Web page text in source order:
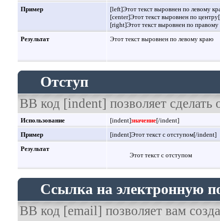
Пример
[left]Этот текст выровнен по левому
[center]Этот текст выровнен по
[right]Этот текст выровнен по
Результат
Этот текст выровнен по левому краю
Отступ
BB код [indent] позволяет сделать
Использование [indent]значение[/indent]
Пример
[indent]Этот текст с отступом[/indent]
Результат
Этот текст с отступом
Ссылка на электронную
BB код [email] позволяет вам